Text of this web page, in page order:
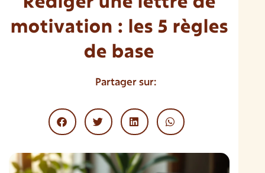
motivation : les 5 règles
de base
Partager sur: